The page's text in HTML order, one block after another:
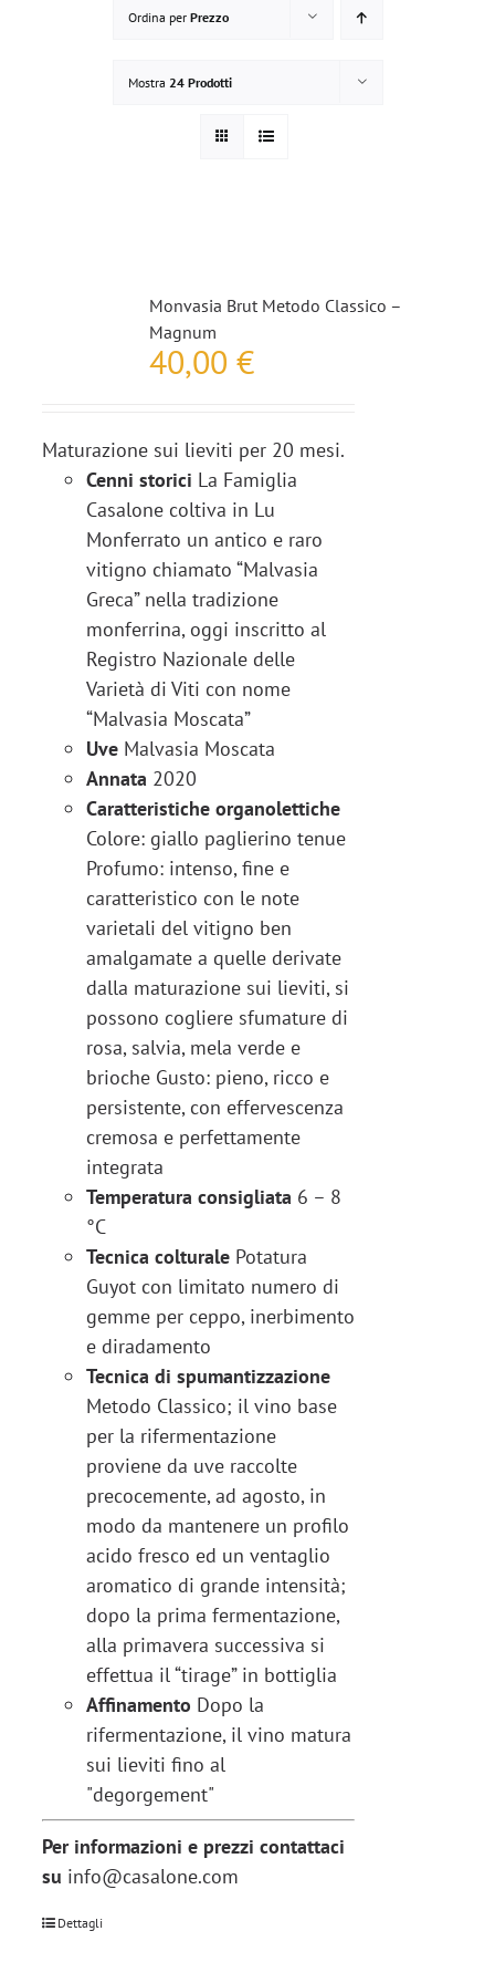
Ordina per Prezzo
Mostra 24 Prodotti
Monvasia Brut Metodo Classico –
Magnum
40,00 €
Maturazione sui lieviti per 20 mesi.
Cenni storici La Famiglia
Casalone coltiva in Lu
Monferrato un antico e raro
vitigno chiamato “Malvasia
Greca” nella tradizione
monferrina, oggi inscritto al
Registro Nazionale delle
Varietà di Viti con nome
“Malvasia Moscata”
UveMalvasia Moscata
Annata 2020
Caratteristiche organolettiche
Colore: giallo paglierino tenue
Profumo: intenso, fine e
caratteristico con le note
varietali del vitigno ben
amalgamate a quelle derivate
dalla maturazione sui lieviti, si
possono cogliere sfumature di
rosa, salvia, mela verde e
brioche Gusto: pieno, ricco e
persistente, con effervescenza
cremosa e perfettamente
integrata
Temperatura consigliata 6 – 8
°C
Tecnica colturalePotatura
Guyot con limitato numero di
gemme per ceppo, inerbimento
e diradamento
Tecnica di spumantizzazione
Metodo Classico; il vino base
per la rifermentazione
proviene da uve raccolte
precocemente, ad agosto, in
modo da mantenere un profilo
acido fresco ed un ventaglio
aromatico di grande intensità;
dopo la prima fermentazione,
alla primavera successiva si
effettua il “tirage” in bottiglia
Affinamento Dopo la
rifermentazione, il vino matura
sui lieviti fino al
"degorgement"
Per informazioni e prezzi contattaci
su info@casalone.com
Dettagli